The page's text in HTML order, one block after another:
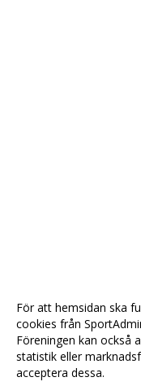
För att hemsidan ska
cookies från
Föreningen kan också
statistik eller
acceptera dessa.